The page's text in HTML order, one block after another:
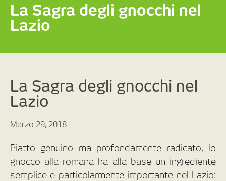
La Sagra degli gnocchi nel
Lazio
La Sagra degli gnocchi nel
Lazio
Marzo 29, 2018
Piatto genuino ma profondamente radicato, lo
gnocco alla romana ha alla base un ingrediente
semplice e particolarmente importante nel Lazio: